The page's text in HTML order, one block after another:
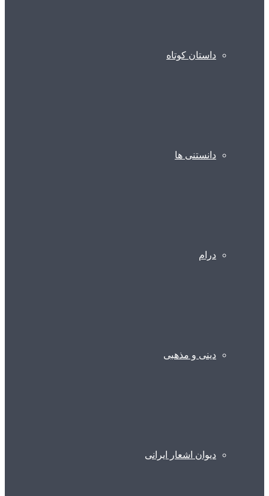
داستان کوتاه
دانستنی ها
درام
دینی و مذهبی
دیوان اشعار ایرانی